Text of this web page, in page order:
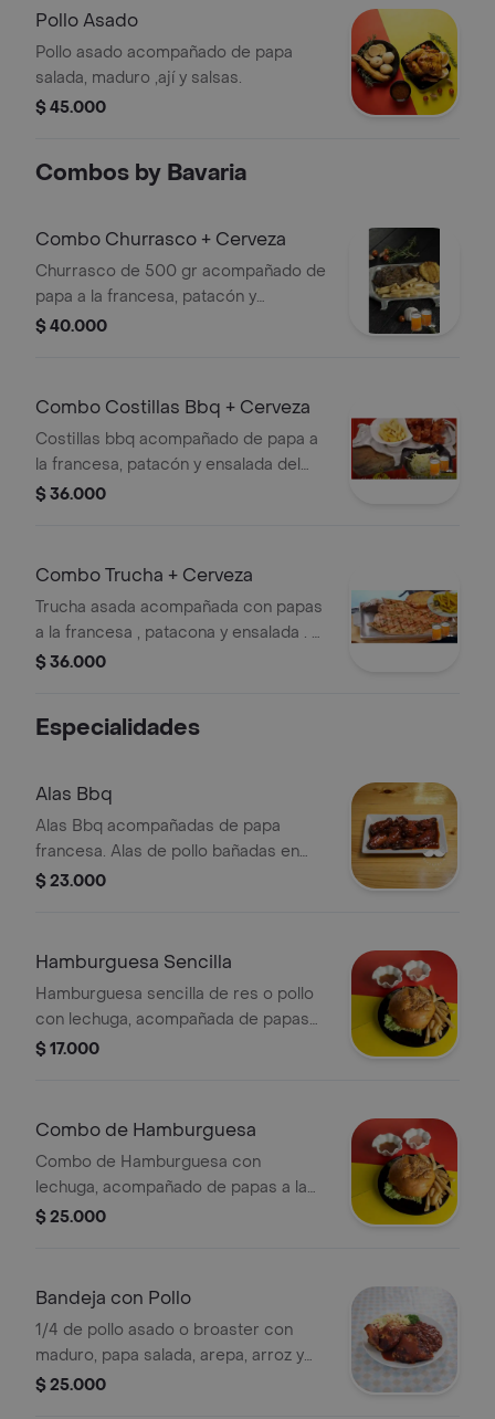
Pollo Asado
Pollo asado acompañado de papa
salada, maduro ,ají y salsas.
$ 45.000
Combos by Bavaria
Combo Churrasco + Cerveza
Churrasco de 500 gr acompañado de
papa a la francesa, patacón y
ensalada del día. + Cerveza poker en
$ 40.000
Combo Costillas Bbq + Cerveza
Costillas bbq acompañado de papa a
la francesa, patacón y ensalada del
día. + Cerveza poker en lata 330 ml .
$ 36.000
Combo Trucha + Cerveza
Trucha asada acompañada con papas
a la francesa , patacona y ensalada . +
Cerveza poker en lata 330 ml .
$ 36.000
Especialidades
Alas Bbq
Alas Bbq acompañadas de papa
francesa. Alas de pollo bañadas en
salsa BBQ.
$ 23.000
Hamburguesa Sencilla
Hamburguesa sencilla de res o pollo
con lechuga, acompañada de papas
fritas.
$ 17.000
Combo de Hamburguesa
Combo de Hamburguesa con
lechuga, acompañado de papas a la
francesa y gaseosa.
$ 25.000
Bandeja con Pollo
1/4 de pollo asado o broaster con
maduro, papa salada, arepa, arroz y
frijol.
$ 25.000